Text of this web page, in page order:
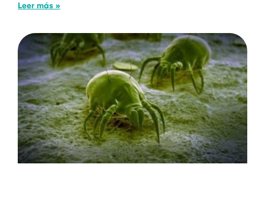
Leer más »